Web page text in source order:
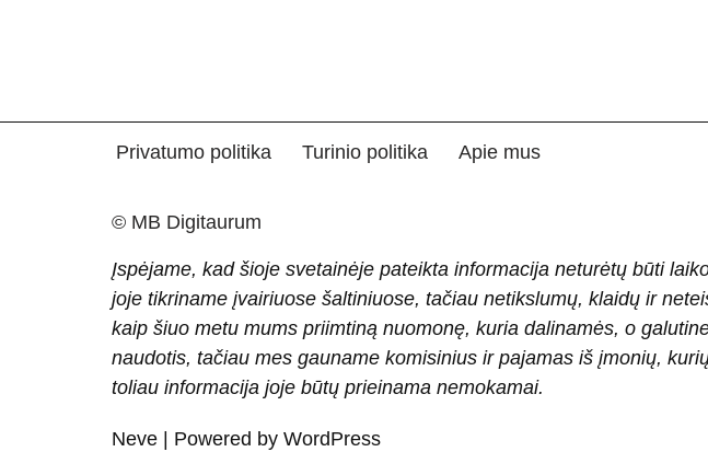
Privatumo politika Turinio politika Apie mus
© MB Digitaurum
Įspėjame, kad šioje svetainėje pateikta informacija neturėtų būti
joje tikriname įvairiuose šaltiniuose, tačiau netikslumų, klaidų ir
kaip šiuo metu mums priimtiną nuomonę, kuria dalinamės, o
naudotis, tačiau mes gauname komisinius ir pajamas iš įmonių,
toliau informacija joje būtų prieinama nemokamai.
Neve | Powered by WordPress